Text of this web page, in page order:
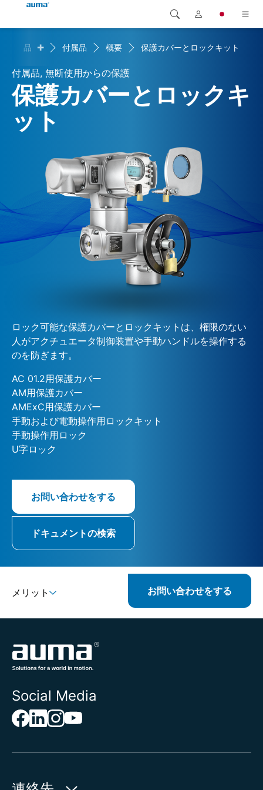
製品
ソリューション
ダウンロード
弊社概要
連絡先
Global
ヨーロッパ
アジア・太平洋地域
検索
製品 + 付属品 概要 保護カバーとロックキット
付属品, 無断使用からの保護
保護カバーとロックキ
ット
ロック可能な保護カバーとロックキットは、権限のない
人がアクチュエータ制御装置や手動ハンドルを操作する
のを防ぎます。
AC 01.2用保護カバー
AM用保護カバー
AMExC用保護カバー
手動および電動操作用ロックキット
手動操作用ロック
U字ロック
お問い合わせをする
ドキュメントの検索
メリット お問い合わせをする
Social Media